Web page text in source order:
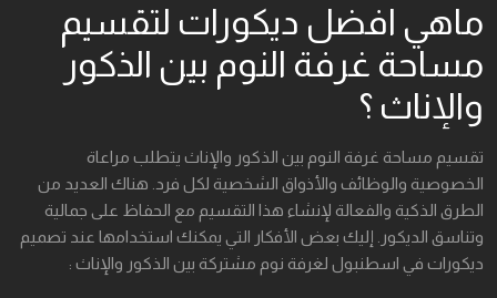
ماهي افضل ديكورات لتقسيم
مساحة غرفة النوم بين الذكور
والإناث ؟
تقسيم مساحة غرفة النوم بين الذكور والإناث يتطلب مراعاة
الخصوصية والوظائف والأذواق الشخصية لكل فرد. هناك العديد من
الطرق الذكية والفعالة لإنشاء هذا التقسيم مع الحفاظ على جمالية
وتناسق الديكور. إليك بعض الأفكار التي يمكنك استخدامها عند تصميم
ديكورات في اسطنبول لغرفة نوم مشتركة بين الذكور والإناث :